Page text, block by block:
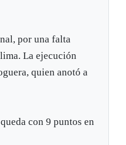
por una falta
La ejecución
quien anotó a
con 9 puntos en